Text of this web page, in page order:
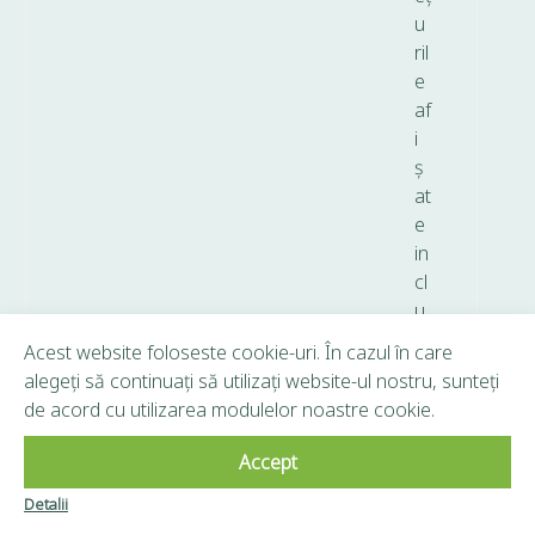
u
ril
e
af
i
ș
at
e
in
cl
u
T
V
A.
Copyright © 2026 Frunză Verde - Toate drepturile
Acest website foloseste cookie-uri. În cazul în care
alegeți să continuați să utilizați website-ul nostru, sunteți
de acord cu utilizarea modulelor noastre cookie.
Accept
Detalii